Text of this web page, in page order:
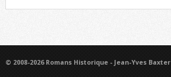
© 2008-2026 Romans Historique - Jean-Yves Baxter